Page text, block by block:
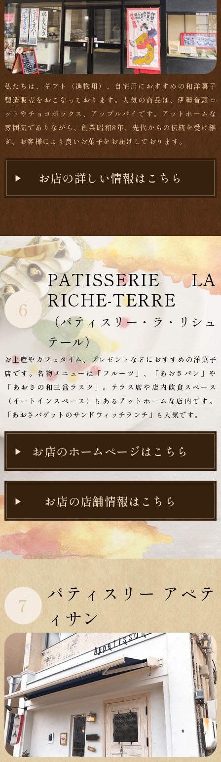
私たちは、ギフト（進物用）、自宅用におすすめの和洋菓子
製造販売をおこなっております。人気の商品は、伊勢音頭セ
ットやチョコボックス、アップルパイです。アットホームな
雰囲気でありながら、創業昭和8年、先代からの伝統を受け継
ぎ、お客様により良いお菓子をお届けしております。
お店の詳しい情報はこちら
6
PATISSERIE LA
RICHE-TERRE
（パティスリー・ラ・リシュ
テール）
お土産やカフェタイム、プレゼントなどにおすすめの洋菓子
店です。名物メニューは「フルーツ」、「あおさパン」や
「あおさの和三盆ラスク」。テラス席や店内飲食スペース
（イートインスペース）もあるアットホームな店内です。
「あおさバゲットのサンドウィッチランチ」も人気です。
お店のホームページはこちら
お店の店舗情報はこちら
7
パティスリー アペテ
ィサン